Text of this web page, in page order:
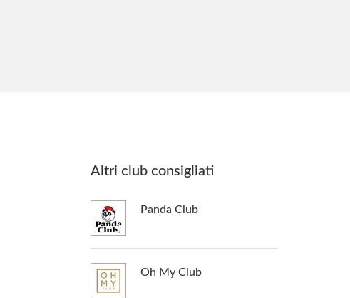
Altri club consigliati
Panda Club
Oh My Club